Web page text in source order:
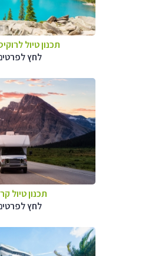
תכנון טיול
לחץ
תכנון טיול
לחץ